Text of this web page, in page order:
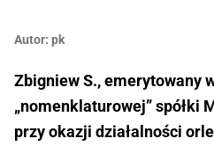
Autor: pk
Zbigniew S., emerytowany
„nomenklaturowej” spółki
przy okazji działalności